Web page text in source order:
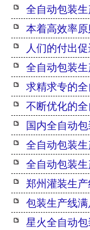
全自动包装
本着高效率
人们的付出
全自动包装
求精求专的
不断优化的
国内全自动
全自动包装
全自动包装
郑州灌装生
包装生产线
星火全自动